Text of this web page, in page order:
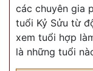
các chuyên gia
tuổi Kỷ Sửu từ
xem tuổi hợp
là những tuổi